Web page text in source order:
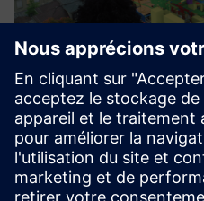
Swiss LCDM Hub
La plateforme permet
entre les systèmes (CDE,
qualité des données et aide
données.